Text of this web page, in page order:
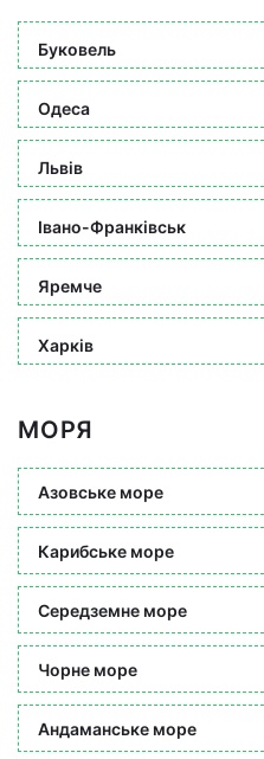
Буковель
Одеса
Львів
Івано-Франківськ
Яремче
Харків
МОРЯ
Азовське море
Карибське море
Середземне море
Чорне море
Андаманське море